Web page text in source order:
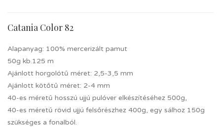
Catania Color 82
Alapanyag: 100% mercerizált pamut
50g kb.125 m
Ajánlott horgolótű méret: 2,5-3,5 mm
Ajánlott kötőtű méret: 2-4 mm
40-es méretű hosszú ujjú pulóver elkészítéséhez 500g,
40-es méretű rövid ujjú felsőrészhez 400g, egy sálhoz 150g
szükséges a fonalból.